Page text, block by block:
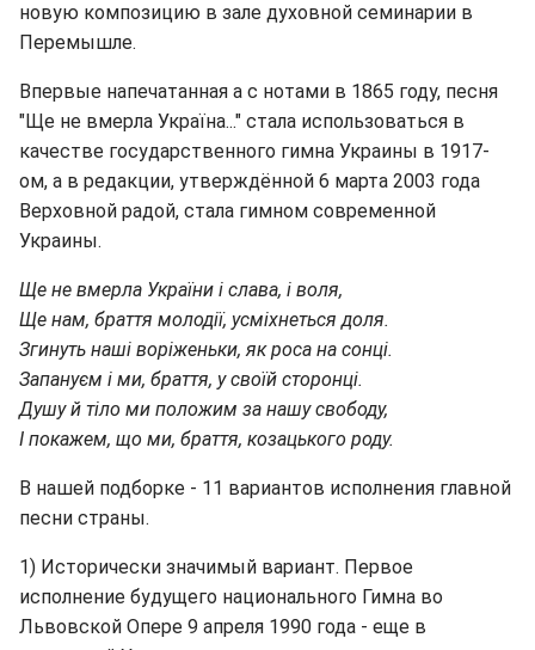
новую композицию в зале духовной семинарии в
Перемышле.
Впервые напечатанная а с нотами в 1865 году, песня
"Ще не вмерла Україна..." стала использоваться в
качестве государственного гимна Украины в 1917-
ом, а в редакции, утверждённой 6 марта 2003 года
Верховной радой, стала гимном современной
Украины.
Ще не вмерла України і слава, і воля,
Ще нам, браття молодії, усміхнеться доля.
Згинуть наші воріженьки, як роса на сонці.
Запануєм i ми, браття, у своїй сторонці.
Душу й тіло ми положим за нашу свободу,
І покажем, що ми, браття, козацького роду.
В нашей подборке - 11 вариантов исполнения главной
песни страны.
1) Исторически значимый вариант. Первое
исполнение будущего национального Гимна во
Львовской Опере 9 апреля 1990 года - еще в